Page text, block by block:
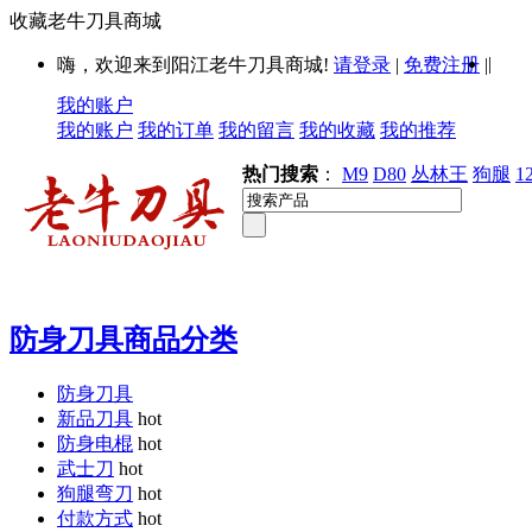
收藏老牛刀具商城
嗨，欢迎来到阳江老牛刀具商城! 请登录 | 免费注册 ||
我的账户
我的账户 我的订单 我的留言 我的收藏 我的推荐
热门搜索 ： M9 D80 丛林王 狗腿
防身刀具商品分类
防身刀具
新品刀具 hot
防身电棍 hot
武士刀 hot
狗腿弯刀 hot
付款方式 hot